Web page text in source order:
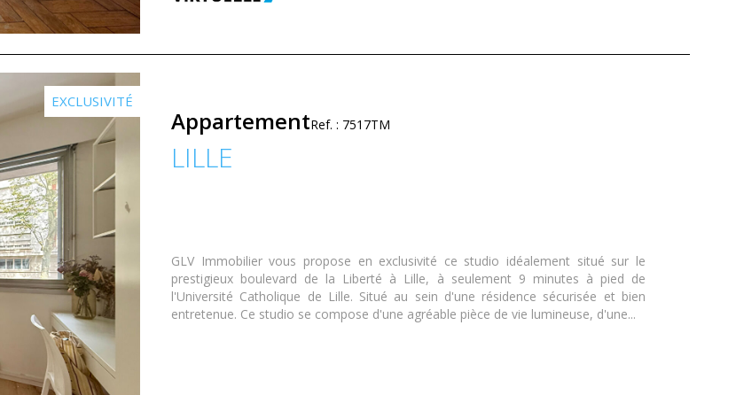
EXCLUSIVITÉ
AppartementRef. : 7517TM
LILLE
GLV Immobilier vous propose en exclusivité ce studio idéalement situé sur le
prestigieux boulevard de la Liberté à Lille, à seulement 9 minutes à pied de
l'Université Catholique de Lille. Situé au sein d'une résidence sécurisée et bien
entretenue. Ce studio se compose d'une agréable pièce de vie lumineuse, d'une...